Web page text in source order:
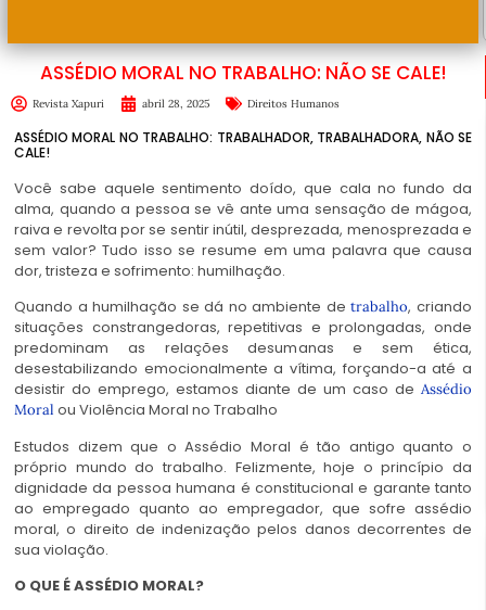
ASSÉDIO MORAL NO TRABALHO: NÃO SE CALE!
Revista Xapuri abril 28, 2025 Direitos Humanos
ASSÉDIO MORAL NO TRABALHO: TRABALHADOR, TRABALHADORA, NÃO SE
CALE!
Você sabe aquele sentimento doído, que cala no fundo da
alma, quando a pessoa se vê ante uma sensação de mágoa,
raiva e revolta por se sentir inútil, desprezada, menosprezada e
sem valor? Tudo isso se resume em uma palavra que causa
dor, tristeza e sofrimento: humilhação.
Quando a humilhação se dá no ambiente de trabalho, criando
situações constrangedoras, repetitivas e prolongadas, onde
predominam as relações desumanas e sem ética,
desestabilizando emocionalmente a vítima, forçando-a até a
desistir do emprego, estamos diante de um caso de Assédio
Moral ou Violência Moral no Trabalho
Estudos dizem que o Assédio Moral é tão antigo quanto o
próprio mundo do trabalho. Felizmente, hoje o princípio da
dignidade da pessoa humana é constitucional e garante tanto
ao empregado quanto ao empregador, que sofre assédio
moral, o direito de indenização pelos danos decorrentes de
sua violação.
O QUE É ASSÉDIO MORAL?